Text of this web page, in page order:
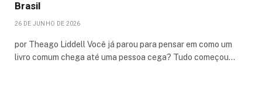
Brasil
26 DE JUNHO DE 2026
por Theago Liddell Você já parou para pensar em como um
livro comum chega até uma pessoa cega? Tudo começou…